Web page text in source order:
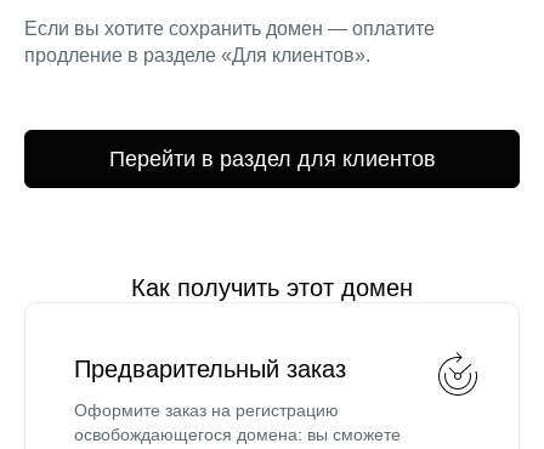
Если вы хотите сохранить домен — оплатите
продление в разделе «Для клиентов».
Перейти в раздел для клиентов
Как получить этот домен
Предварительный заказ
Оформите заказ на регистрацию
освобождающегося домена: вы сможете